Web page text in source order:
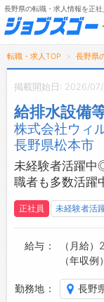
メニュー
トップ
詳細情報で求人を
タップで簡単に求
【初めての方へ】
長野県の求人検索
転職支援サービス
転職支援サービス
転職ノウハウ(応募
長野県の転職・求人情報を正
転職・求人TOP 長野県
掲載開始日: 2026/
給排水設備
株式会社ウィ
長野県松本市
未経験者活躍中
職者も多数活
正社員 未経験者活
給与
（月給
（年収
勤務地 長野